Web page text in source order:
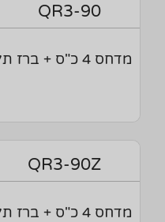
QR3-90
מדחס 4 כ"ס + ברז תלת
QR3-90Z
מדחס 4 כ"ס + ברז תלת 404a/507